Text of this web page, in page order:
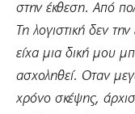
στην έκθεση. Από
Τη λογιστική δεν
είχα μια δική μου
ασχοληθεί. Οταν
χρόνο σκέψης,